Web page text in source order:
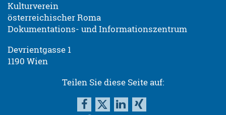
Kulturverein
österreichischer Roma
Dokumentations- und Informationszentrum
Devrientgasse 1
1190 Wien
Teilen Sie diese Seite auf: